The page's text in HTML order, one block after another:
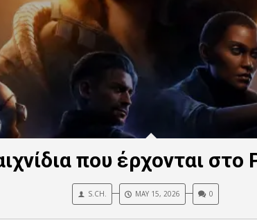
που έρχονται
S.CH. MAY 15, 2026 0